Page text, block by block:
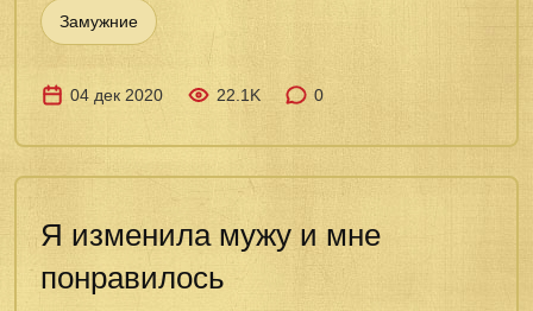
Замужние
04 дек 2020 22.1K 0
Я изменила мужу и мне
понравилось